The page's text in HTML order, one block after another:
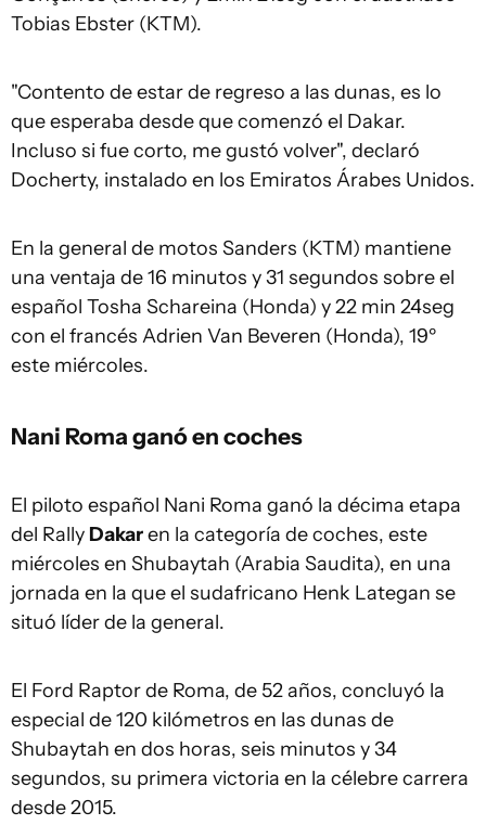
Tobias Ebster (KTM).
"Contento de estar de regreso a las dunas, es lo
que esperaba desde que comenzó el Dakar.
Incluso si fue corto, me gustó volver", declaró
Docherty, instalado en los Emiratos Árabes Unidos.
En la general de motos Sanders (KTM) mantiene
una ventaja de 16 minutos y 31 segundos sobre el
español Tosha Schareina (Honda) y 22 min 24seg
con el francés Adrien Van Beveren (Honda), 19º
este miércoles.
Nani Roma ganó en coches
El piloto español Nani Roma ganó la décima etapa
del Rally Dakaren la categoría de coches, este
miércoles en Shubaytah (Arabia Saudita), en una
jornada en la que el sudafricano Henk Lategan se
situó líder de la general.
El Ford Raptor de Roma, de 52 años, concluyó la
especial de 120 kilómetros en las dunas de
Shubaytah en dos horas, seis minutos y 34
segundos, su primera victoria en la célebre carrera
desde 2015.